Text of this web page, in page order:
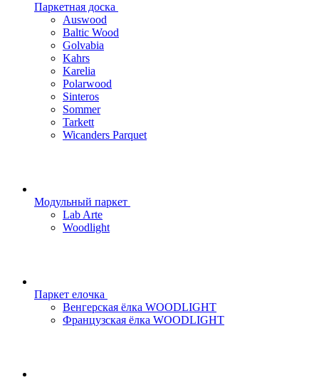
Паркетная доска
Auswood
Baltic Wood
Golvabia
Kahrs
Karelia
Polarwood
Sinteros
Sommer
Tarkett
Wicanders Parquet
Модульный паркет
Lab Arte
Woodlight
Паркет елочка
Венгерская ёлка WOODLIGHT
Французская ёлка WOODLIGHT